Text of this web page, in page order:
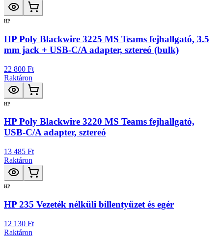
HP
HP Poly Blackwire 3225 MS Teams fejhallgató, 3.5
mm jack + USB-C/A adapter, sztereó (bulk)
22 800 Ft
Raktáron
HP
HP Poly Blackwire 3220 MS Teams fejhallgató,
USB-C/A adapter, sztereó
13 485 Ft
Raktáron
HP
HP 235 Vezeték nélküli billentyűzet és egér
12 130 Ft
Raktáron